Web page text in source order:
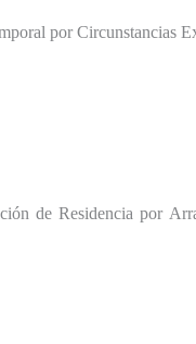
por Circunstancias
de Residencia por